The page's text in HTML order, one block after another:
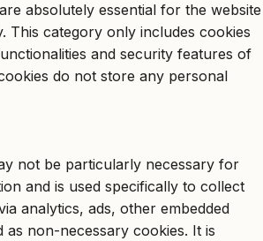
absolutely essential for the website
This category only includes cookies
and security features of
do not store any personal
not be particularly necessary for
and is used specifically to collect
analytics, ads, other embedded
as non-necessary cookies. It is